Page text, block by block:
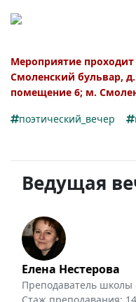
Мероприятие
Смоленский бульвар,
помещение 6; м.
поэтический_вечер
Ведущая
Елена Нестерова
Преподаватель
Стаж преподавания: